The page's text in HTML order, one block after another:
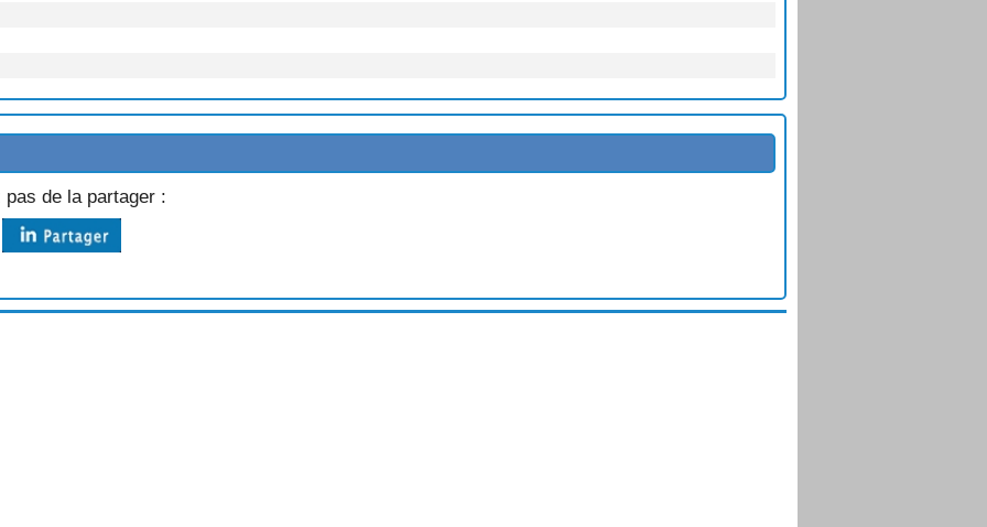
pas de la partager :